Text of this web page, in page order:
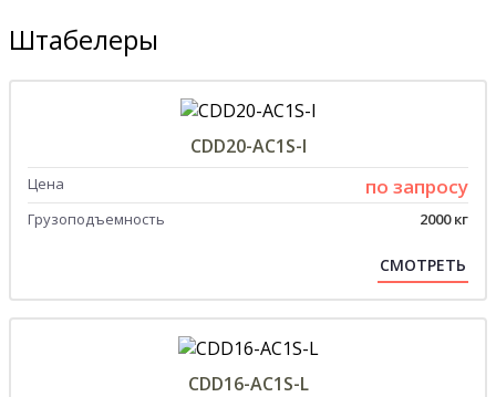
Штабелеры
CDD20-AC1S-l
Цена по запросу
Грузоподъемность 2000 кг
СМОТРЕТЬ
CDD16-AC1S-L